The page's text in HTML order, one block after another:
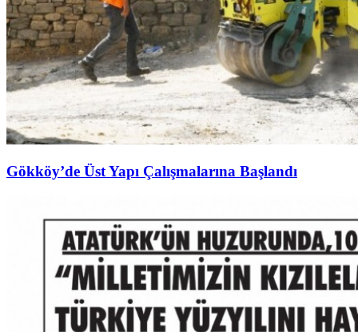
Gökköy’de Üst Yapı Çalışmalarına Başlandı